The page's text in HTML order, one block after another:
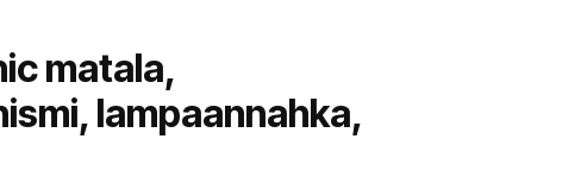
matala,
lampaannahka,